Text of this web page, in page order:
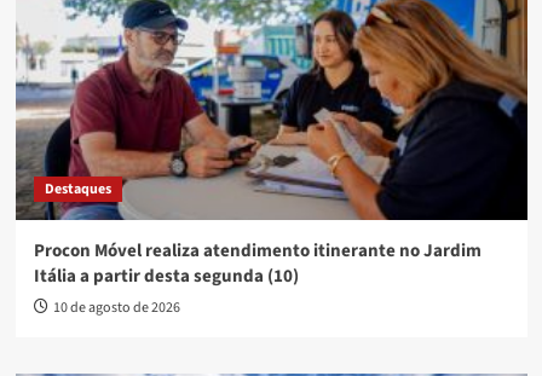
Destaques
Procon Móvel realiza atendimento itinerante no Jardim
Itália a partir desta segunda (10)
10 de agosto de 2026